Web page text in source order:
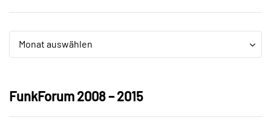
Monat auswählen
Archiv
FunkForum 2008 – 2015